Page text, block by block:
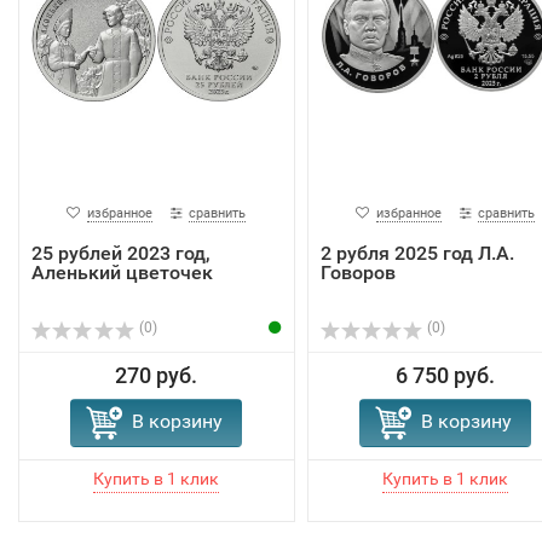
избранное сравнить
25 рублей 2023 год,
Аленький цветочек
(0)
270 руб.
В корзину
избранное сравнить
2 рубля 2025 год Л.А.
Говоров
(0)
6 750 руб.
В корзину